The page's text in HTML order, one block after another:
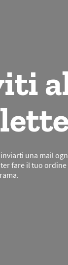
una mail
fare il tuo